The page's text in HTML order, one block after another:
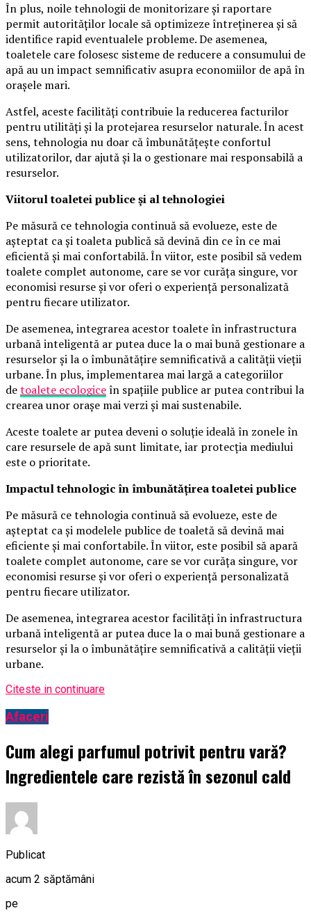
În plus, noile tehnologii de monitorizare și raportare
permit autorităților locale să optimizeze întreținerea și să
identifice rapid eventualele probleme. De asemenea,
toaletele care folosesc sisteme de reducere a consumului de
apă au un impact semnificativ asupra economiilor de apă în
orașele mari.
Astfel, aceste facilități contribuie la reducerea facturilor
pentru utilități și la protejarea resurselor naturale. În acest
sens, tehnologia nu doar că îmbunătățește confortul
utilizatorilor, dar ajută și la o gestionare mai responsabilă a
resurselor.
Viitorul toaletei publice și al tehnologiei
Pe măsură ce tehnologia continuă să evolueze, este de
așteptat ca și toaleta publică să devină din ce în ce mai
eficientă și mai confortabilă. În viitor, este posibil să vedem
toalete complet autonome, care se vor curăța singure, vor
economisi resurse și vor oferi o experiență personalizată
pentru fiecare utilizator.
De asemenea, integrarea acestor toalete în infrastructura
urbană inteligentă ar putea duce la o mai bună gestionare a
resurselor și la o îmbunătățire semnificativă a calității vieții
urbane. În plus, implementarea mai largă a categoriilor
detoalete ecologiceîn spațiile publice ar putea contribui la
crearea unor orașe mai verzi și mai sustenabile.
Aceste toalete ar putea deveni o soluție ideală în zonele în
care resursele de apă sunt limitate, iar protecția mediului
este o prioritate.
Impactul tehnologic în îmbunătățirea toaletei publice
Pe măsură ce tehnologia continuă să evolueze, este de
așteptat ca și modelele publice de toaletă să devină mai
eficiente și mai confortabile. În viitor, este posibil să apară
toalete complet autonome, care se vor curăța singure, vor
economisi resurse și vor oferi o experiență personalizată
pentru fiecare utilizator.
De asemenea, integrarea acestor facilități în infrastructura
urbană inteligentă ar putea duce la o mai bună gestionare a
resurselor și la o îmbunătățire semnificativă a calității vieții
urbane.
Citeste in continuare
Afaceri
Cum alegi parfumul potrivit pentru vară?
Ingredientele care rezistă în sezonul cald
Publicat
acum 2 săptămâni
pe